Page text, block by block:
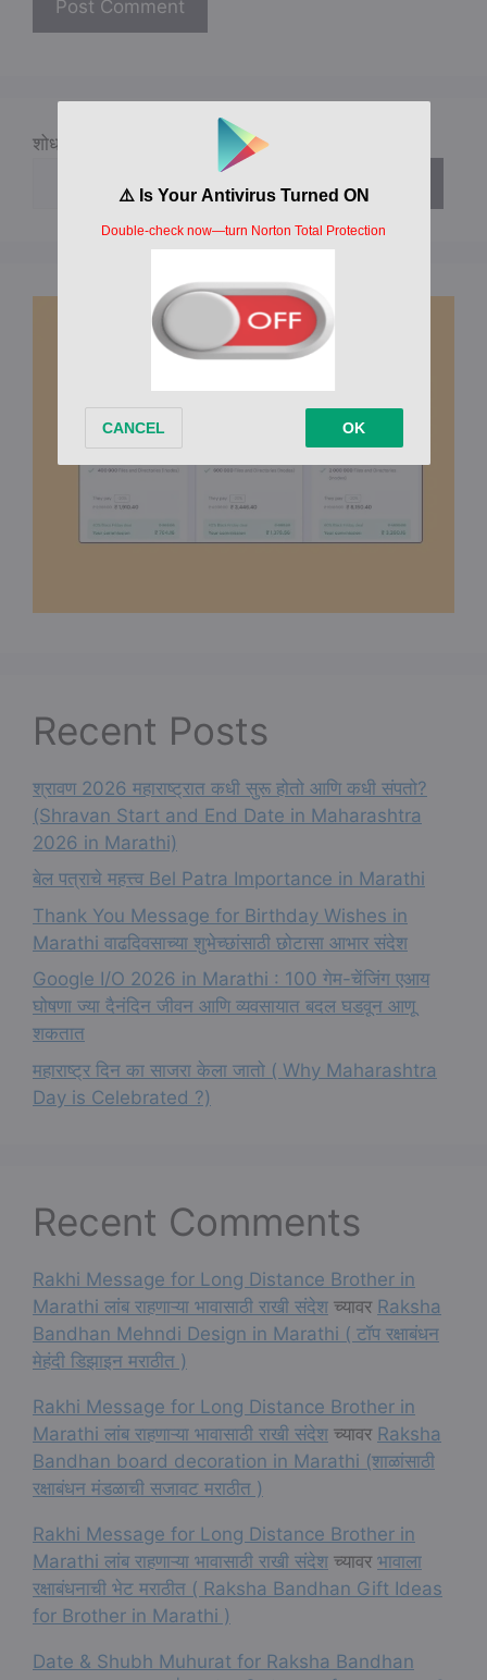
शोधा
Recent Posts
श्रावण 2026 महाराष्ट्रात कधी सुरू होतो आणि कधी संपतो?
(Shravan Start and End Date in Maharashtra
2026 in Marathi)
बेल पत्राचे महत्त्व Bel Patra Importance in Marathi
Thank You Message for Birthday Wishes in
Marathi वाढदिवसाच्या शुभेच्छांसाठी छोटासा आभार संदेश
Google I/O 2026 in Marathi : 100 गेम-चेंजिंग एआय
घोषणा ज्या दैनंदिन जीवन आणि व्यवसायात बदल घडवून आणू
शकतात
महाराष्ट्र दिन का साजरा केला जातो ( Why Maharashtra
Day is Celebrated ?)
Recent Comments
Rakhi Message for Long Distance Brother in
Marathi लांब राहणाऱ्या भावासाठी राखी संदेश च्यावर Raksha
Bandhan Mehndi Design in Marathi ( टॉप रक्षाबंधन
मेहंदी डिझाइन मराठीत )
Rakhi Message for Long Distance Brother in
Marathi लांब राहणाऱ्या भावासाठी राखी संदेश च्यावर Raksha
Bandhan board decoration in Marathi (शाळांसाठी
रक्षाबंधन मंडळाची सजावट मराठीत )
Rakhi Message for Long Distance Brother in
Marathi लांब राहणाऱ्या भावासाठी राखी संदेश च्यावर भावाला
रक्षाबंधनाची भेट मराठीत ( Raksha Bandhan Gift Ideas
for Brother in Marathi )
Date & Shubh Muhurat for Raksha Bandhan